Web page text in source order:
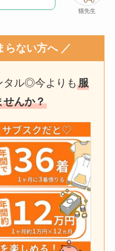
？安く買える方法
Rowはなぜ高
理由と安く買える
法も解説！
猫先生
らない方へ ／
タル◎今よりも服
せんか？